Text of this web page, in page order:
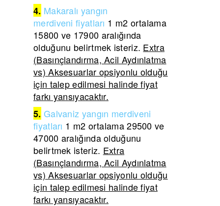
4. Makaralı yangın
merdivenifiyatları 1 m2 ortalama
15800 ve 17900 aralığında
olduğunu belirtmek isteriz. Extra
(Basınçlandırma, Acil Aydınlatma
vs) Aksesuarlar opsiyonlu olduğu
için talep edilmesi halinde fiyat
farkı yansıyacaktır.
5. Galvaniz yangın merdiveni
fiyatları 1 m2 ortalama 29500 ve
47000 aralığında olduğunu
belirtmek isteriz. Extra
(Basınçlandırma, Acil Aydınlatma
vs) Aksesuarlar opsiyonlu olduğu
için talep edilmesi halinde fiyat
farkı yansıyacaktır.